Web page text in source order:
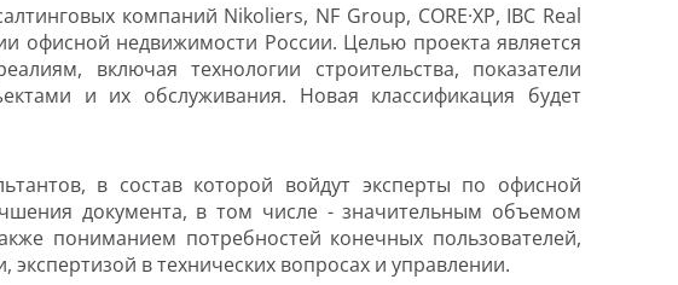
компаний Nikoliers, NF Group, CORE·XP, IBC Real
офисной недвижимости России. Целью проекта является
включая технологии строительства, показатели
и их обслуживания. Новая классификация будет
в состав которой войдут эксперты по офисной
документа, в том числе - значительным объемом
пониманием потребностей конечных пользователей,
в технических вопросах и управлении.